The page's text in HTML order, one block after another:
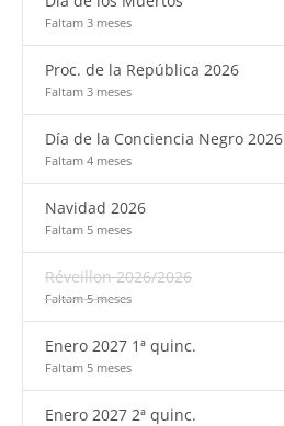
Faltam 3 meses
Proc. de la República 2026
Faltam 3 meses
Día de la Conciencia Negro 2026
Faltam 4 meses
Navidad 2026
Faltam 5 meses
Réveillon 2026/2026
Faltam 5 meses
Enero 2027 1ª quinc.
Faltam 5 meses
Enero 2027 2ª quinc.